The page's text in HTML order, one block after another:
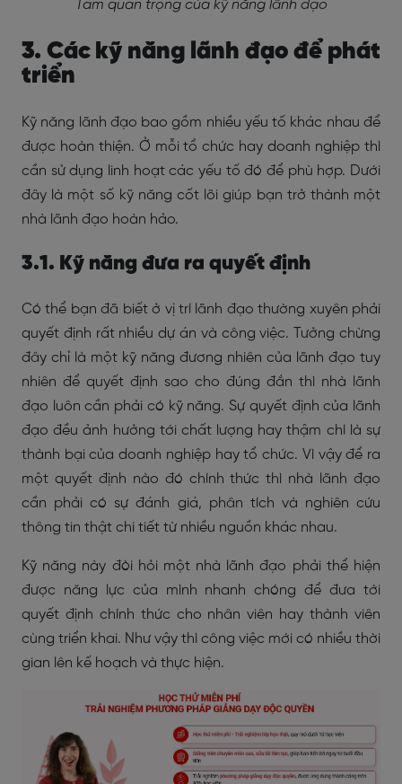
Tầm quan trọng của kỹ năng lãnh đạo
3. Các kỹ năng lãnh đạo để phát
triển
Kỹ năng lãnh đạo bao gồm nhiều yếu tố khác nhau để
được hoàn thiện. Ở mỗi tổ chức hay doanh nghiệp thì
cần sử dụng linh hoạt các yếu tố đó để phù hợp. Dưới
đây là một số kỹ năng cốt lõi giúp bạn trở thành một
nhà lãnh đạo hoàn hảo.
3.1. Kỹ năng đưa ra quyết định
Có thể bạn đã biết ở vị trí lãnh đạo thường xuyên phải
quyết định rất nhiều dự án và công việc. Tưởng chừng
đây chỉ là một kỹ năng đương nhiên của lãnh đạo tuy
nhiên để quyết định sao cho đúng đắn thì nhà lãnh
đạo luôn cần phải có kỹ năng. Sự quyết định của lãnh
đạo đều ảnh hưởng tới chất lượng hay thậm chí là sự
thành bại của doanh nghiệp hay tổ chức. Vì vậy để ra
một quyết định nào đó chính thức thì nhà lãnh đạo
cần phải có sự đánh giá, phân tích và nghiên cứu
thông tin thật chi tiết từ nhiều nguồn khác nhau.
Kỹ năng này đòi hỏi một nhà lãnh đạo phải thể hiện
được năng lực của mình nhanh chóng để đưa tới
quyết định chính thức cho nhân viên hay thành viên
cùng triển khai. Như vậy thì công việc mới có nhiều thời
gian lên kế hoạch và thực hiện.